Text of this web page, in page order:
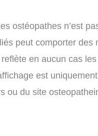
ostéopathes n’est
peut comporter des
en aucun cas
est
ou du site